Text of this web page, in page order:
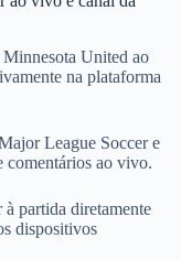
United ao
na plataforma
League Soccer e
comentários ao vivo.
partida diretamente
dispositivos